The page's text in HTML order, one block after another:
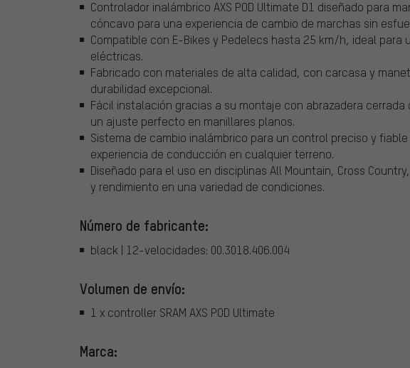
Controlador inalámbrico AXS POD Ultimate D1 diseñado para
cóncavo para una experiencia de cambio de marchas sin
Compatible con E-Bikes y Pedelecs hasta 25 km/h, ideal para
eléctricas.
Fabricado con materiales de alta calidad, con carcasa y
durabilidad excepcional.
Fácil instalación gracias a su montaje con abrazadera
un ajuste perfecto en manillares planos.
Sistema de cambio inalámbrico para un control preciso y
experiencia de conducción en cualquier terreno.
Diseñado para el uso en disciplinas All Mountain, Cross
y rendimiento en una variedad de condiciones.
Número de fabricante:
black | 12-velocidades: 00.3018.406.004
Volumen de envío:
1 x controller SRAM AXS POD Ultimate
Marca: